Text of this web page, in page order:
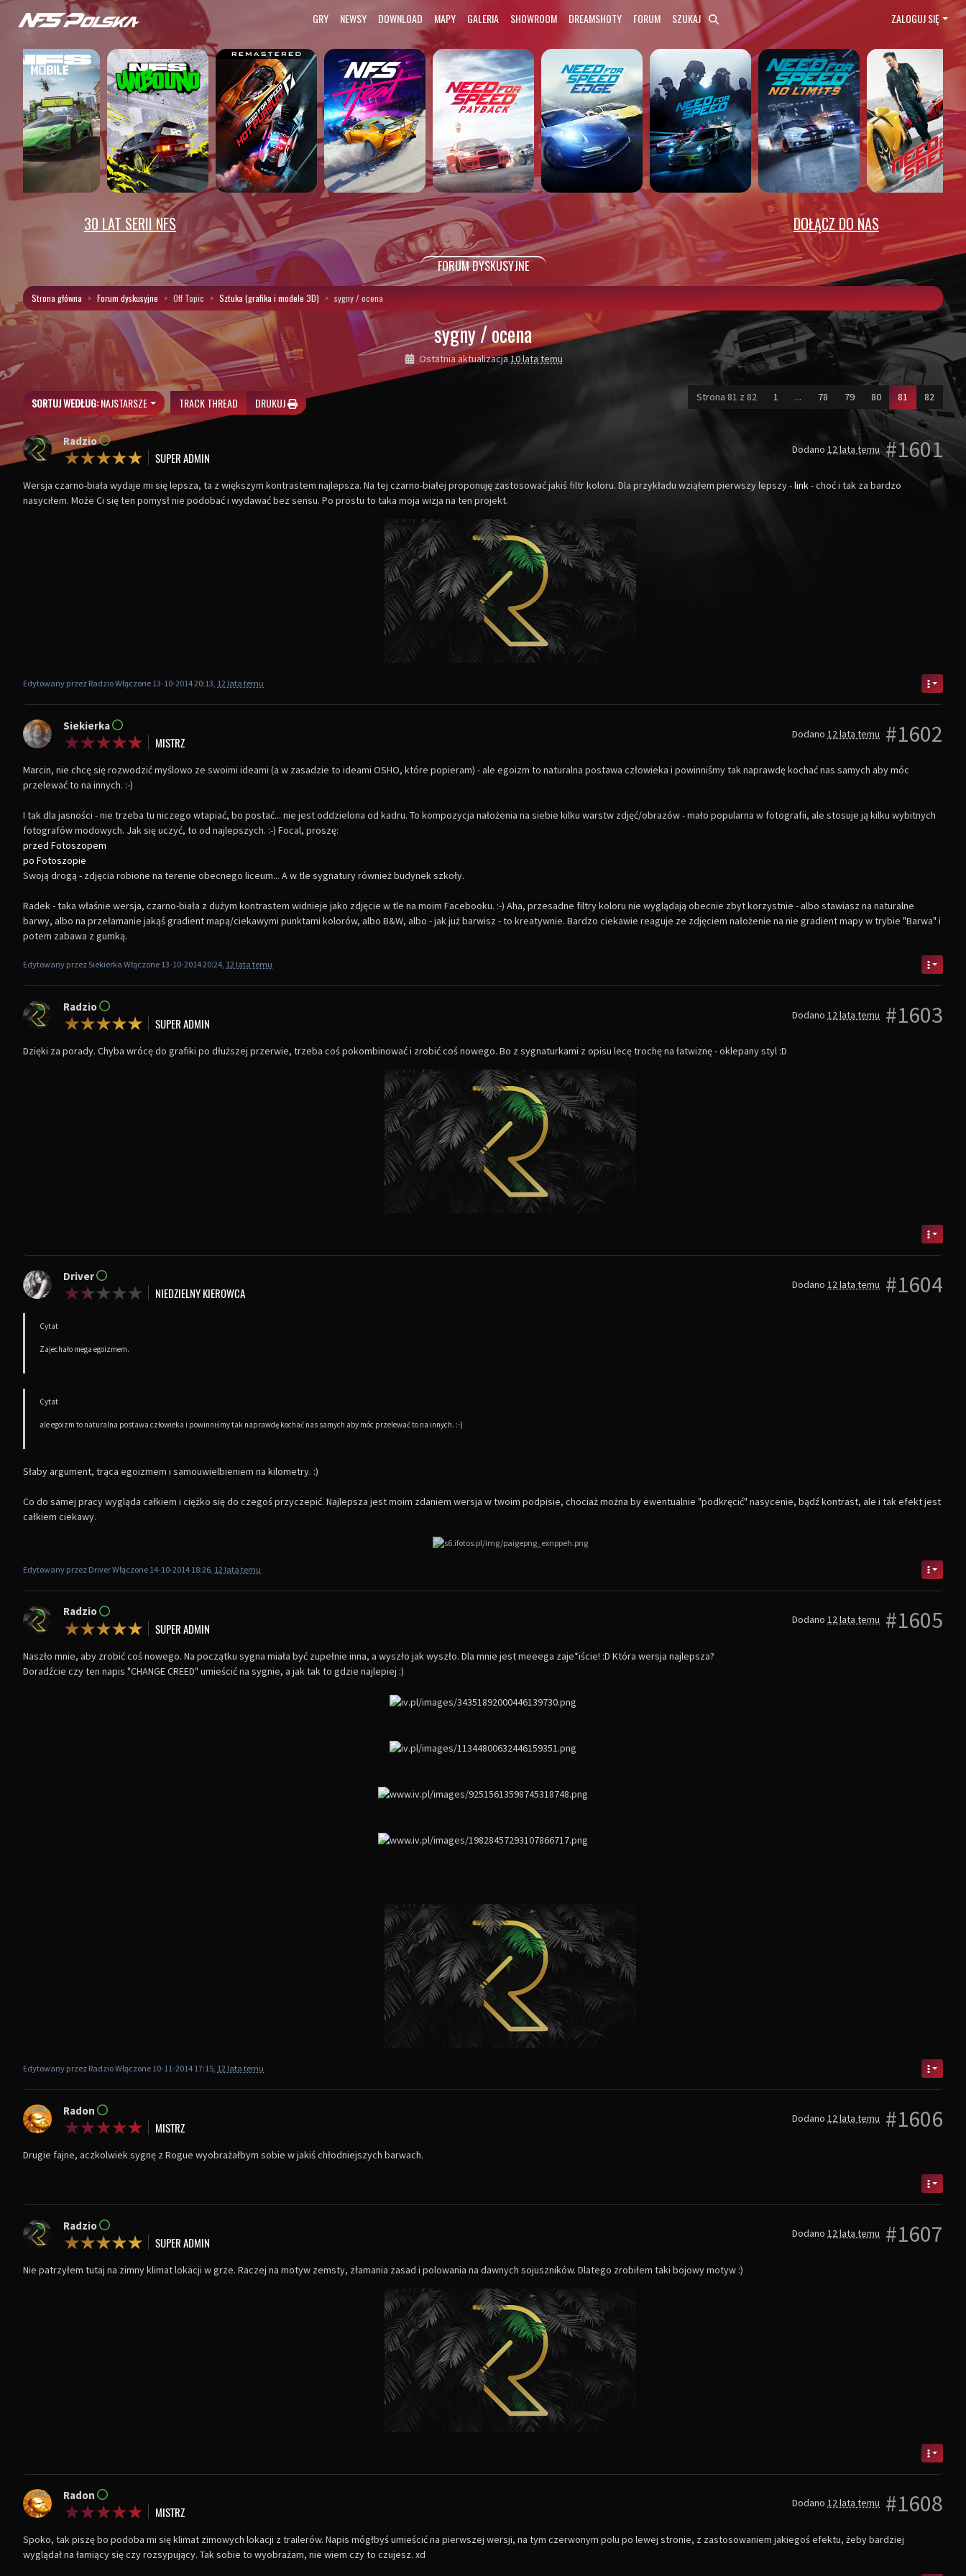
GRY NEWSY DOWNLOAD MAPY GALERIA SHOWROOM DREAMSHOTY FORUM SZUKAJ ZALOGUJ SIĘ
30 LAT SERII NFS DOŁĄCZ DO NAS
FORUM DYSKUSYJNE
Strona główna Forum dyskusyjne Off Topic Sztuka (grafika i modele 3D) sygny / ocena
sygny / ocena
Ostatnia aktualizacja10 lata temu
SORTUJ WEDŁUG:NAJSTARSZE TRACK THREAD DRUKUJ Strona 81 z 82 1 ... 78 79 80 81 (current)
82
Radzio
Dodano 12 lata temu #1601
Wersja czarno-biała wydaje mi się lepsza, ta z większym kontrastem najlepsza. Na tej czarno-białej proponuję zastosować jakiś filtr koloru. Dla przykładu wziąłem pierwszy lepszy -link- choć i tak za bardzo
nasyciłem. Może Ci się ten pomysł nie podobać i wydawać bez sensu. Po prostu to taka moja wizja na ten projekt.
Edytowany przez Radzio Włączone 13-10-2014 20:13, 12 lata temu
Siekierka
Dodano 12 lata temu #1602
Marcin, nie chcę się rozwodzić myślowo ze swoimi ideami (a w zasadzie to ideami OSHO, które popieram) - ale egoizm to naturalna postawa człowieka i powinniśmy tak naprawdę kochać nas samych aby móc
przelewać to na innych. :-)
I tak dla jasności - nie trzeba tu niczego wtapiać, bo postać... nie jest oddzielona od kadru. To kompozycja nałożenia na siebie kilku warstw zdjęć/obrazów - mało popularna w fotografii, ale stosuje ją kilku wybitnych
fotografów modowych. Jak się uczyć, to od najlepszych. :-) Focal, proszę:
przed Fotoszopem
po Fotoszopie
Swoją drogą - zdjęcia robione na terenie obecnego liceum... A w tle sygnatury również budynek szkoły.
Radek - taka właśnie wersja, czarno-biała z dużym kontrastem widnieje jako zdjęcie w tle na moim Facebooku. :-) Aha, przesadne filtry koloru nie wyglądają obecnie zbyt korzystnie - albo stawiasz na naturalne
barwy, albo na przełamanie jakąś gradient mapą/ciekawymi punktami kolorów, albo B&W, albo - jak już barwisz - to kreatywnie. Bardzo ciekawie reaguje ze zdjęciem nałożenie na nie gradient mapy w trybie "Barwa" i
potem zabawa z gumką.
Edytowany przez Siekierka Włączone 13-10-2014 20:24, 12 lata temu
Radzio
Dodano 12 lata temu #1603
Dzięki za porady. Chyba wrócę do grafiki po dłuższej przerwie, trzeba coś pokombinować i zrobić coś nowego. Bo z sygnaturkami z opisu lecę trochę na łatwiznę - oklepany styl :D
Driver
Dodano 12 lata temu #1604
Cytat
Zajechało mega egoizmem.
Cytat
ale egoizm to naturalna postawa człowieka i powinniśmy tak naprawdę kochać nas samych aby móc przelewać to na innych. :-)
Słaby argument, trąca egoizmem i samouwielbieniem na kilometry. :)
Co do samej pracy wygląda całkiem i ciężko się do czegoś przyczepić. Najlepsza jest moim zdaniem wersja w twoim podpisie, chociaż można by ewentualnie "podkręcić" nasycenie, bądź kontrast, ale i tak efekt jest
całkiem ciekawy.
Edytowany przez Driver Włączone 14-10-2014 18:26, 12 lata temu
Radzio
Dodano 12 lata temu #1605
Naszło mnie, aby zrobić coś nowego. Na początku sygna miała być zupełnie inna, a wyszło jak wyszło. Dla mnie jest meeega zaje*iście! :D Która wersja najlepsza?
Doradźcie czy ten napis "CHANGE CREED" umieścić na sygnie, a jak tak to gdzie najlepiej :)
Edytowany przez Radzio Włączone 10-11-2014 17:15, 12 lata temu
Radon
Dodano 12 lata temu #1606
Drugie fajne, aczkolwiek sygnę z Rogue wyobrażałbym sobie w jakiś chłodniejszych barwach.
Radzio
Dodano 12 lata temu #1607
Nie patrzyłem tutaj na zimny klimat lokacji w grze. Raczej na motyw zemsty, złamania zasad i polowania na dawnych sojuszników. Dlatego zrobiłem taki bojowy motyw :)
Radon
Dodano 12 lata temu #1608
Spoko, tak piszę bo podoba mi się klimat zimowych lokacji z trailerów. Napis mógłbyś umieścić na pierwszej wersji, na tym czerwonym polu po lewej stronie, z zastosowaniem jakiegoś efektu, żeby bardziej
wyglądał na łamiący się czy rozsypujący. Tak sobie to wyobrażam, nie wiem czy to czujesz. xd